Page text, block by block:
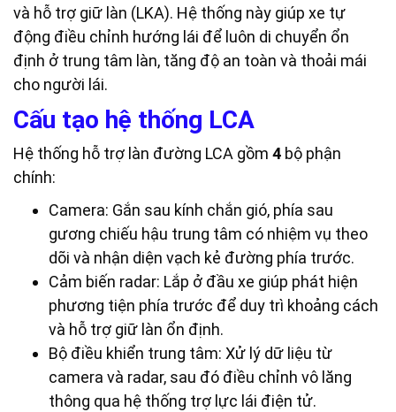
và hỗ trợ giữ làn (LKA). Hệ thống này giúp xe tự
động điều chỉnh hướng lái để luôn di chuyển ổn
định ở trung tâm làn, tăng độ an toàn và thoải mái
cho người lái.
Cấu tạo hệ thống LCA
Hệ thống hỗ trợ làn đường LCA gồm 4 bộ phận
chính:
Camera: Gắn sau kính chắn gió, phía sau
gương chiếu hậu trung tâm có nhiệm vụ theo
dõi và nhận diện vạch kẻ đường phía trước.
Cảm biến radar: Lắp ở đầu xe giúp phát hiện
phương tiện phía trước để duy trì khoảng cách
và hỗ trợ giữ làn ổn định.
Bộ điều khiển trung tâm: Xử lý dữ liệu từ
camera và radar, sau đó điều chỉnh vô lăng
thông qua hệ thống trợ lực lái điện tử.